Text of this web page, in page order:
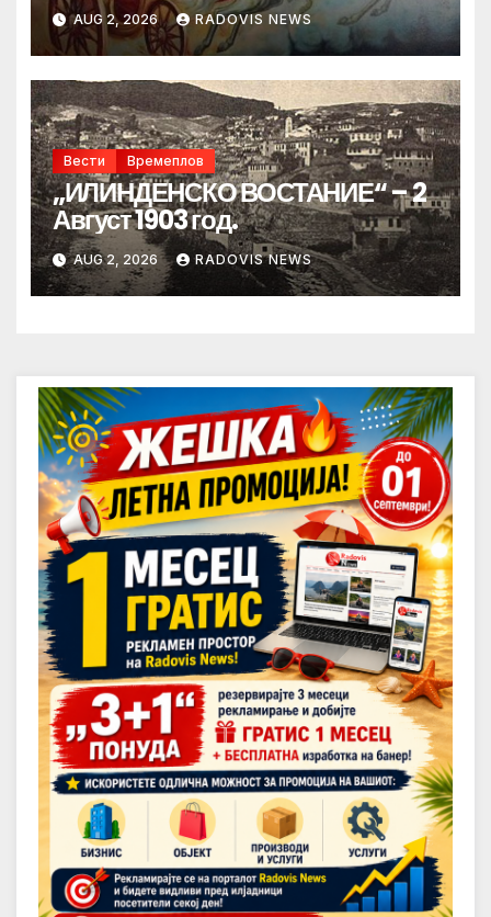
AUG 2, 2026 RADOVIS NEWS
Вести Времеплов
„ИЛИНДЕНСКО ВОСТАНИЕ“ – 2
Август 1903 год.
AUG 2, 2026 RADOVIS NEWS